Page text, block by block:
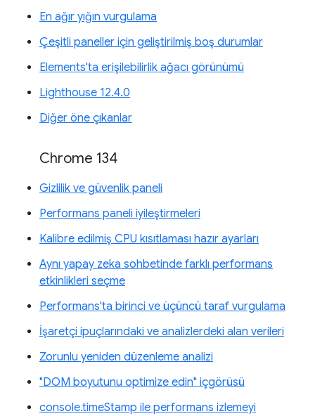
En ağır yığın vurgulama
Çeşitli paneller için geliştirilmiş boş durumlar
Elements'ta erişilebilirlik ağacı görünümü
Lighthouse 12.4.0
Diğer öne çıkanlar
Chrome 134
Gizlilik ve güvenlik paneli
Performans paneli iyileştirmeleri
Kalibre edilmiş CPU kısıtlaması hazır ayarları
Aynı yapay zeka sohbetinde farklı performans
etkinlikleri seçme
Performans'ta birinci ve üçüncü taraf vurgulama
İşaretçi ipuçlarındaki ve analizlerdeki alan verileri
Zorunlu yeniden düzenleme analizi
"DOM boyutunu optimize edin" içgörüsü
console.timeStamp ile performans izlemeyi